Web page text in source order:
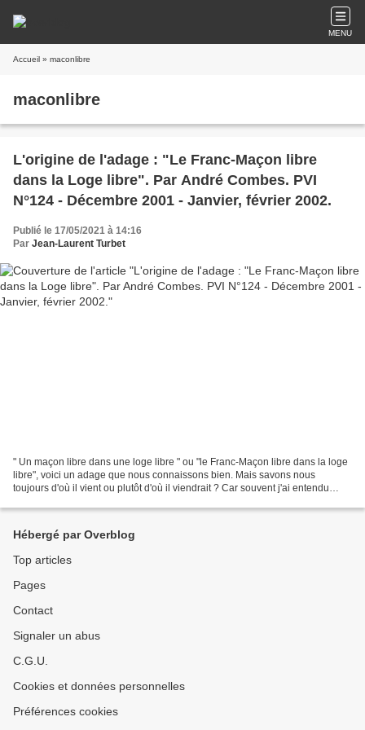
MENU
Accueil » maconlibre
maconlibre
L'origine de l'adage : "Le Franc-Maçon libre
dans la Loge libre". Par André Combes. PVI
N°124 - Décembre 2001 - Janvier, février 2002.
Publié le 17/05/2021 à 14:16
Par Jean-Laurent Turbet
" Un maçon libre dans une loge libre " ou "le Franc-Maçon libre dans la loge
libre", voici un adage que nous connaissons bien. Mais savons nous
toujours d'où il vient ou plutôt d'où il viendrait ? Car souvent j'ai entendu
Hébergé par Overblog
Top articles
Pages
Contact
Signaler un abus
C.G.U.
Cookies et données personnelles
Préférences cookies